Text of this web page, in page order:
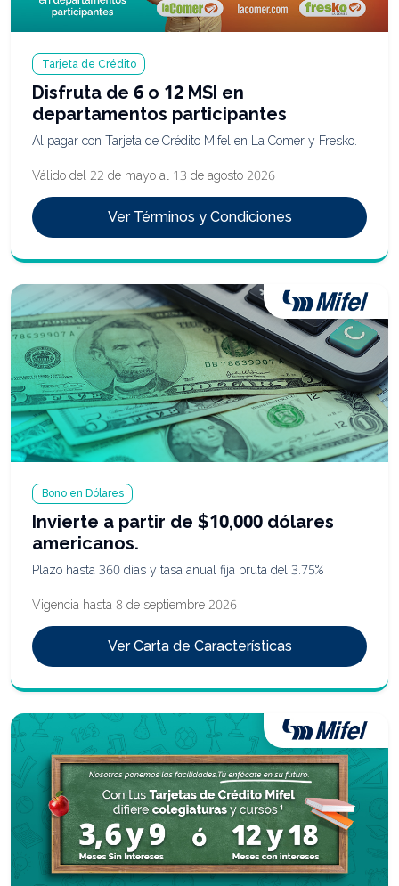
Tarjeta de Crédito
Disfruta de 6 o 12 MSI en
departamentos participantes
Al pagar con Tarjeta de Crédito Mifel en La Comer y Fresko.
Válido del 22 de mayo al 13 de agosto 2026
Ver Términos y Condiciones
Bono en Dólares
Invierte a partir de $10,000 dólares
americanos.
Plazo hasta 360 días y tasa anual fija bruta del 3.75%
Vigencia hasta 8 de septiembre 2026
Ver Carta de Características